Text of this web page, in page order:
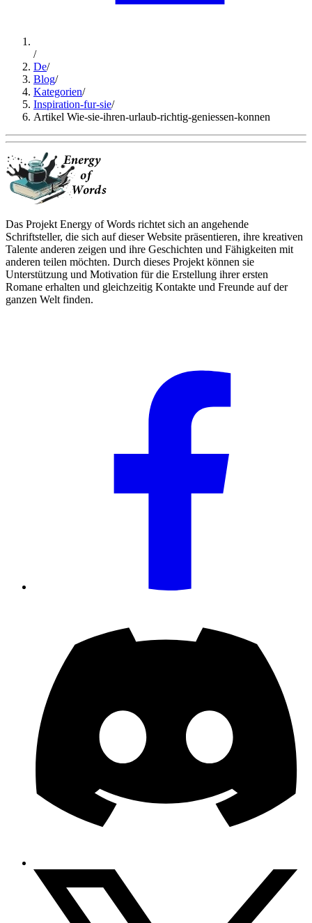
/
De/
Blog/
Kategorien/
Inspiration-fur-sie/
Artikel Wie-sie-ihren-urlaub-richtig-geniessen-konnen
Das Projekt Energy of Words richtet sich an angehende
Schriftsteller, die sich auf dieser Website präsentieren, ihre kreativen
Talente anderen zeigen und ihre Geschichten und Fähigkeiten mit
anderen teilen möchten. Durch dieses Projekt können sie
Unterstützung und Motivation für die Erstellung ihrer ersten
Romane erhalten und gleichzeitig Kontakte und Freunde auf der
ganzen Welt finden.